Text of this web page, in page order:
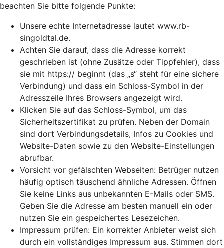
beachten Sie bitte folgende Punkte:
Unsere echte Internetadresse lautet www.rb-
singoldtal.de.
Achten Sie darauf, dass die Adresse korrekt
geschrieben ist (ohne Zusätze oder Tippfehler), dass
sie mit https:// beginnt (das „s“ steht für eine sichere
Verbindung) und dass ein Schloss-Symbol in der
Adresszeile Ihres Browsers angezeigt wird.
Klicken Sie auf das Schloss-Symbol, um das
Sicherheitszertifikat zu prüfen. Neben der Domain
sind dort Verbindungsdetails, Infos zu Cookies und
Website-Daten sowie zu den Website-Einstellungen
abrufbar.
Vorsicht vor gefälschten Webseiten: Betrüger nutzen
häufig optisch täuschend ähnliche Adressen. Öffnen
Sie keine Links aus unbekannten E-Mails oder SMS.
Geben Sie die Adresse am besten manuell ein oder
nutzen Sie ein gespeichertes Lesezeichen.
Impressum prüfen: Ein korrekter Anbieter weist sich
durch ein vollständiges Impressum aus. Stimmen dort